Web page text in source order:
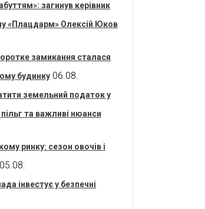
загинув керівник
«Плацдарм» Олексій Юков
замикання сталася
будинку 06.08.
земельний податок у
пільг та важливі нюанси
ринку: сезон овочів і
05.08.
інвестує у безпечні